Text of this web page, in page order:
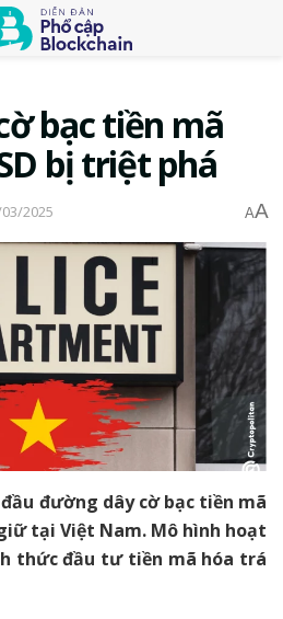
bạc tiền mã
bị triệt phá
2025 AA
đường dây cờ bạc tiền mã
tại Việt Nam. Mô hình hoạt
thức đầu tư tiền mã hóa trá